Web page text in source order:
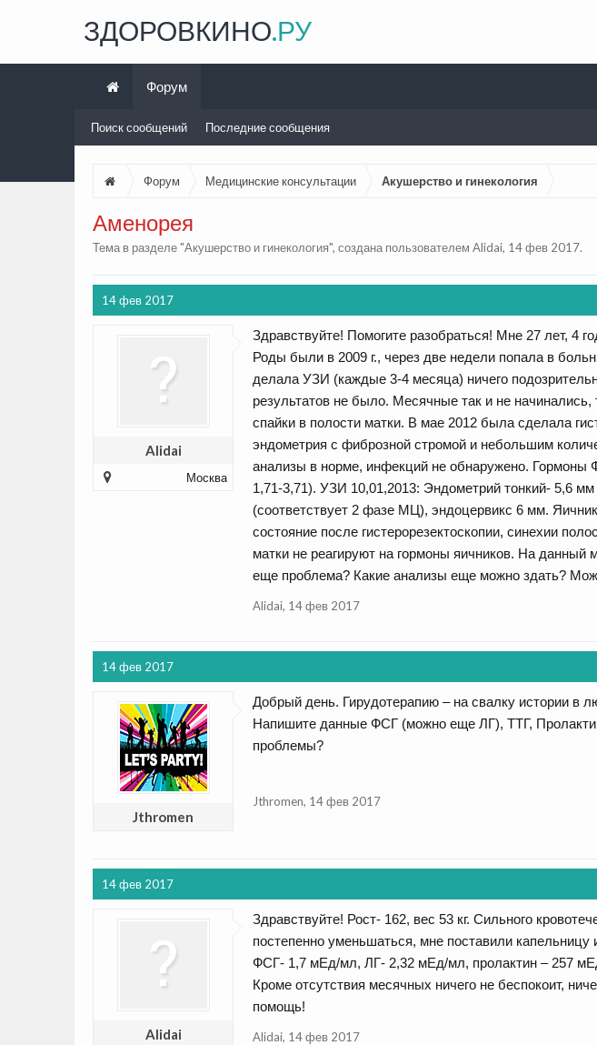
Форум Медицинские консультации Акушерство и гинекология
Аменорея
Тема в разделе "Акушерство и гинекология", создана пользователем Alidai, 14 фев 2017.
14 фев 2017
Alidai
Москва
Здравствуйте! Помогите разобраться! Мне 27 лет, 4
Роды были в 2009 г., через две недели попала в
делала УЗИ (каждые 3-4 месяца) ничего
результатов не было. Месячные так и не
спайки в полости матки. В мае 2012 была сделала
эндометрия с фиброзной стромой и небольшим
анализы в норме, инфекций не обнаружено. Гормоны
1,71-3,71). УЗИ 10,01,2013: Эндометрий тонкий- 5,6
(соответствует 2 фазе МЦ), эндоцервикс 6 мм.
состояние после гистерорезектоскопии, синехии
матки не реагируют на гормоны яичников. На
еще проблема? Какие анализы еще можно здать?
Alidai, 14 фев 2017
14 фев 2017
Jthromen
Добрый день. Гирудотерапию – на свалку истории в
Напишите данные ФСГ (можно еще ЛГ), ТТГ,
проблемы?
Jthromen, 14 фев 2017
14 фев 2017
Alidai
Здравствуйте! Рост- 162, вес 53 кг. Сильного
постепенно уменьшаться, мне поставили
ФСГ- 1,7 мЕд/мл, ЛГ- 2,32 мЕд/мл, пролактин – 257
Кроме отсутствия месячных ничего не беспокоит,
помощь!
Alidai, 14 фев 2017
ЗДОРОВКИНО.РУ
Форум
Поиск сообщений Последние сообщения